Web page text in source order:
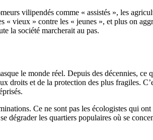
vilipendés comme « assistés », les
« vieux » contre les « jeunes », et plus on
la société marcherait au pas.
le monde réel. Depuis des décennies,
droits et de la protection des plus fragiles.
Ce ne sont pas les écologistes qui
dégrader les quartiers populaires où se